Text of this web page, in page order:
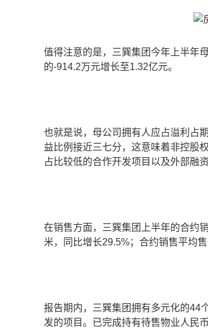
值得注意的是，三巽集团今年上半年
的-914.2万元增长至1.32亿元。
也就是说，母公司拥有人应占溢利占
益比例接近三七分，这意味着非控股
占比较低的合作开发项目以及外部融
在销售方面，三巽集团上半年的合约
米，同比增长29.5%；合约销售平均
报告期内，三巽集团拥有多元化的44
发的项目。已完成持有待售物业人民